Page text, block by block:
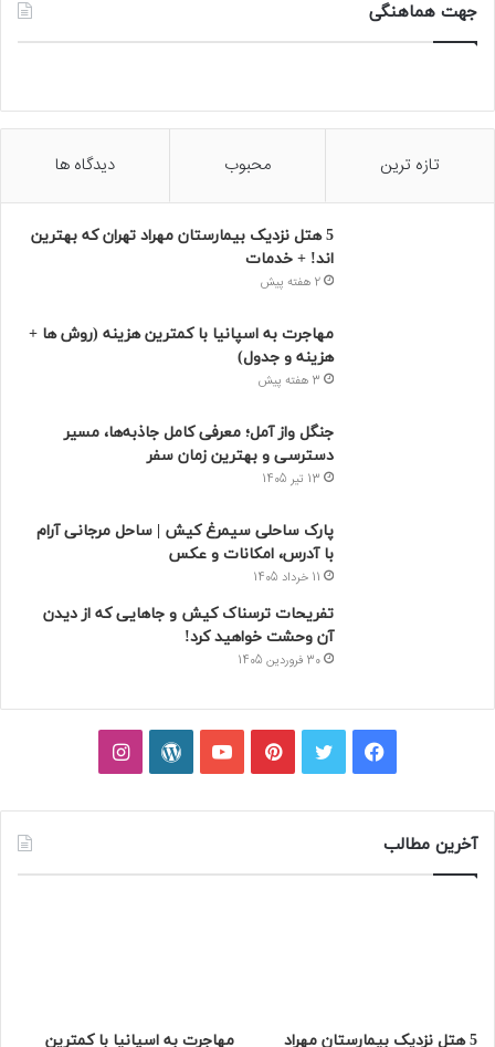
جهت هماهنگی
تازه ترین محبوب دیدگاه ها
5 هتل نزدیک بیمارستان مهراد تهران که بهترین‌
اند! + خدمات
2 هفته پیش
مهاجرت به اسپانیا با کمترین هزینه (روش ها +
هزینه و جدول)
3 هفته پیش
جنگل واز آمل؛ معرفی کامل جاذبه‌ها، مسیر
دسترسی و بهترین زمان سفر
13 تیر 1405
پارک ساحلی سیمرغ کیش | ساحل مرجانی آرام
با آدرس، امکانات و عکس
11 خرداد 1405
تفریحات ترسناک کیش و جاهایی که از دیدن
آن وحشت خواهید کرد!
30 فروردین 1405
فیسبوکتوییترپینتریستیوتیوبوردپرساینستاگرام
آخرین مطالب
5 هتل نزدیک بیمارستان مهراد
مهاجرت به اسپانیا با کمترین